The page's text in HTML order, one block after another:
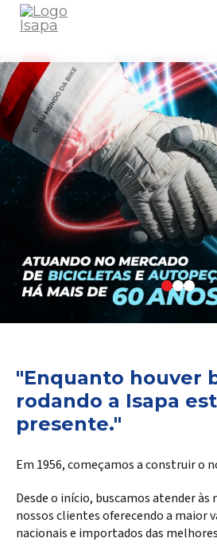
"Enquanto houver
rodando a Isapa
presente."
Em 1956, começamos a construir o
Desde o início, buscamos atender às
nossos clientes oferecendo a maior
nacionais e importados das